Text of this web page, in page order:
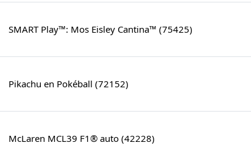
SMART Play™: Mos Eisley Cantina™ (75425)
Pikachu en Pokéball (72152)
McLaren MCL39 F1® auto (42228)